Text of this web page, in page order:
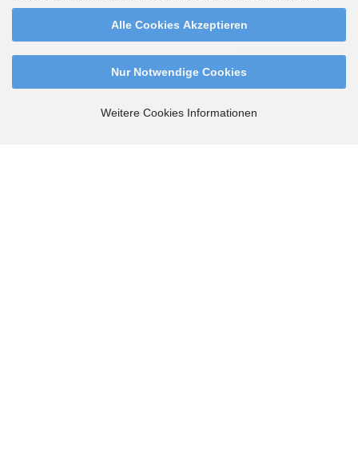
Alle Cookies Akzeptieren
Nur Notwendige Cookies
Weitere Cookies Informationen
Vertrag widerrufen